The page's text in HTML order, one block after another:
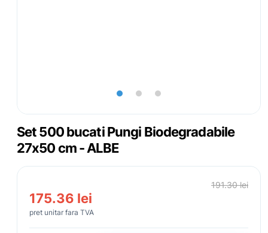
lens lens lens
Set 500 bucati Pungi Biodegradabile
27x50 cm - ALBE
191.30 lei
175.36 lei
pret unitar fara TVA